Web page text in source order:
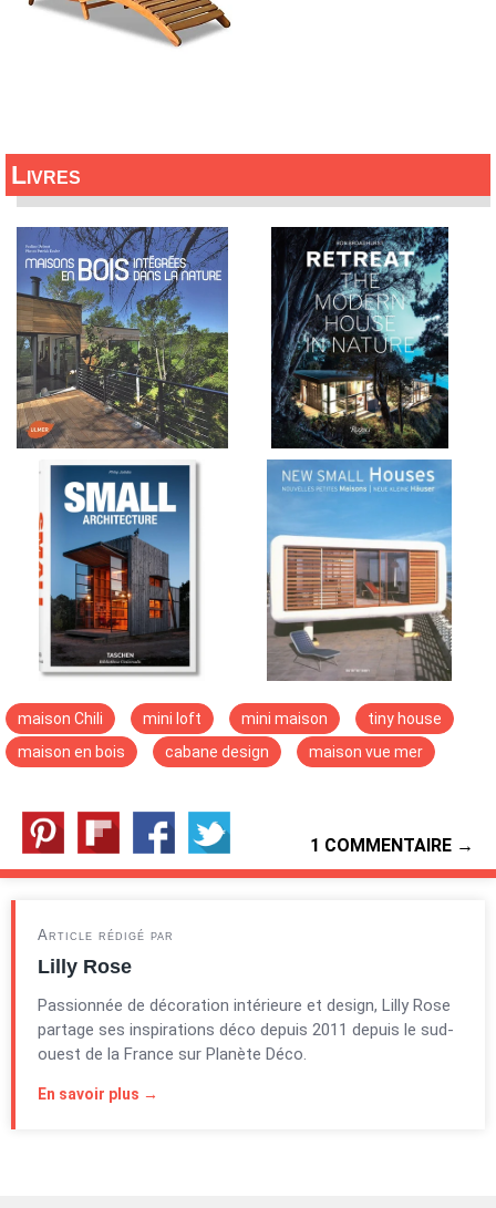
Livres
maison Chili mini loft mini maison
tiny house
maison en bois
cabane design maison vue mer
1 COMMENTAIRE →
Article rédigé par
Lilly Rose
Passionnée de décoration intérieure et design, Lilly Rose
partage ses inspirations déco depuis 2011 depuis le sud-
ouest de la France sur Planète Déco.
En savoir plus →